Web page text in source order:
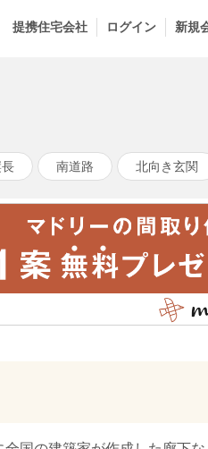
提携住宅会社 ログイン 新規
南道路 北向き玄関